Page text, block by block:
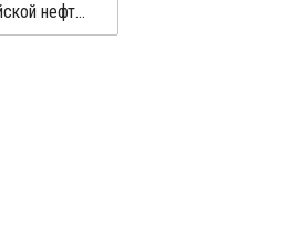
SOCAR приостановила покупку российской нефти для НПЗ в Турции